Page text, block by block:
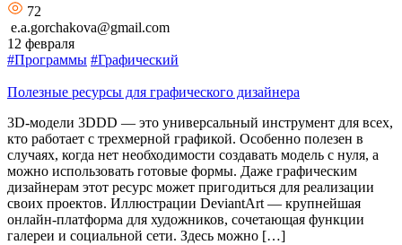
72
e.a.gorchakova@gmail.com
12 февраля
#Программы #Графический
Полезные ресурсы для графического дизайнера
3D-модели 3DDD — это универсальный инструмент для всех,
кто работает с трехмерной графикой. Особенно полезен в
случаях, когда нет необходимости создавать модель с нуля, а
можно использовать готовые формы. Даже графическим
дизайнерам этот ресурс может пригодиться для реализации
своих проектов. Иллюстрации DeviantArt — крупнейшая
онлайн-платформа для художников, сочетающая функции
галереи и социальной сети. Здесь можно […]